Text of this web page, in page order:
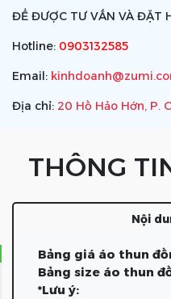
ĐỂ ĐƯỢC TƯ VẤN VÀ ĐẶT
Hotline: 0903132585
Email:
Địa chỉ: 20 Hồ Hảo Hớn, P.
THÔNG
Nội
Bảng giá áo thun
Bảng size áo thun
*Lưu ý: